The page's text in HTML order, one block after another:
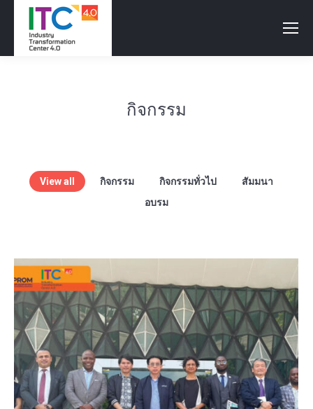
กิจกรรม
View all กิจกรรม กิจกรรมทั่วไป
สัมมนา
อบรม